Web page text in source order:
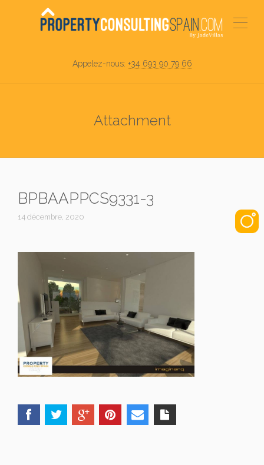
Appelez-nous: +34 693 90 79 66
Attachment
BPBAAPPCS9331-3
14 décembre, 2020